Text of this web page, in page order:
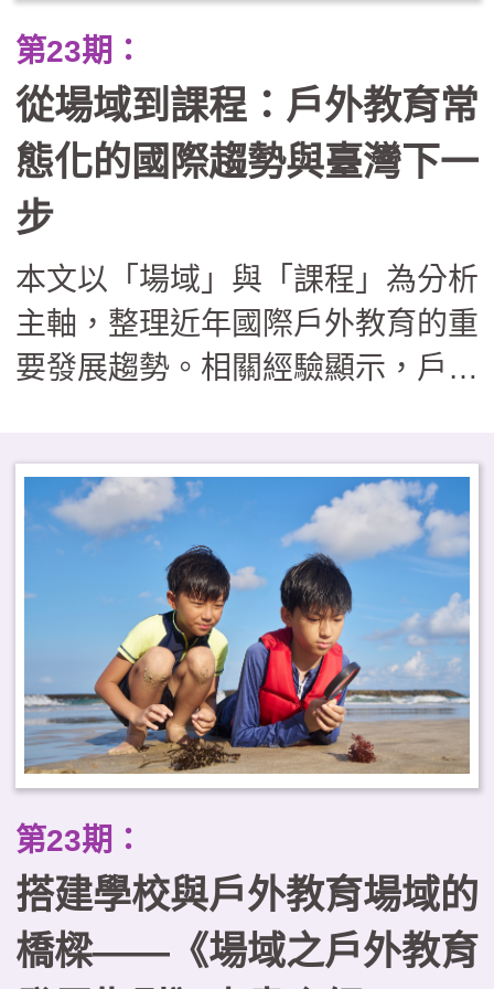
倡議。在行政團隊轉化為「課程鷹
架」的支持下，戶外教育不再只是
走馬看花，而是成為連結世代與地
方的溫柔路徑，讓孩子在回應社區
需求的過程中，發展出帶得走的真
實能力與生命溫度。
第23期：
從場域到課程：戶外教育常
態化的國際趨勢與臺灣下一
步
本文以「場域」與「課程」為分析
主軸，整理近年國際戶外教育的重
要發展趨勢。相關經驗顯示，戶外
課程內涵則從知識導向，擴展至兼
顧學習效益與健康福祉，並強調與
地方建立關係及課程治理的重要
性。據此，本文提出臺灣推動戶外
教育常態化的三項工作重點，以可
及性為核心規劃課程地圖、建構跨
域合作的學習生態系，以及以優質
化原則確保課程品質。
第23期：
搭建學校與戶外教育場域的
橋樑——《場域之戶外教育